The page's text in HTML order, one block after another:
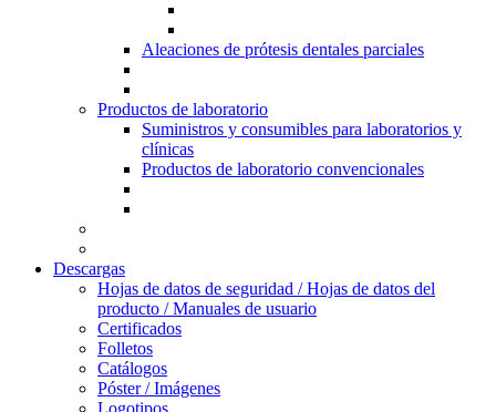
Aleaciones de prótesis dentales parciales
Productos de laboratorio
Suministros y consumibles para laboratorios y
clínicas
Productos de laboratorio convencionales
Descargas
Hojas de datos de seguridad / Hojas de datos del
producto / Manuales de usuario
Certificados
Folletos
Catálogos
Póster / Imágenes
Logotipos